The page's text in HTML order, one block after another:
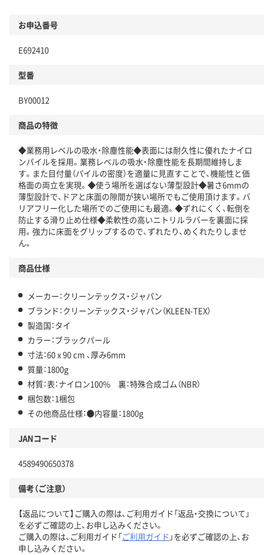
お申込番号
E692410
型番
BY00012
商品の特徴
◆業務用レベルの吸水・除塵性能◆表面には耐久性に優れたナイロ
ンパイルを採用。業務レベルの吸水・除塵性能を長期間維持しま
す。また目付量（パイルの密度）を適量に見直すことで、機能性と価
格面の両立を実現。◆使う場所を選ばない薄型設計◆暑さ6mmの
薄型設計で、ドアと床面の隙間が狭い場所でもご使用頂けます。バ
リアフリー化した場所でのご使用にも最適。◆ずれにくく、転倒を
防止する滑り止め仕様◆柔軟性の高いニトリルラバーを裏面に採
用。強力に床面をグリップするので、ずれたり、めくれたりしませ
ん。
商品仕様
メーカー：クリーンテックス・ジャパン
ブランド：クリーンテックス・ジャパン（KLEEN-TEX）
製造国：タイ
カラー：ブラックパール
寸法：60 x 90 cm 、厚み6mm
質量：1800g
材質：表：ナイロン100% 裏：特殊合成ゴム（NBR）
梱包数：1梱包
その他商品仕様：●内容量：1800g
JANコード
4589490650378
備考（ご注意）
【返品について】ご購入の際は、ご利用ガイド「返品・交換について」
を必ずご確認の上、お申し込みください。
ご購入の際は、ご利用ガイド「ご利用ガイド 」を必ずご確認の上、お
申し込みください。